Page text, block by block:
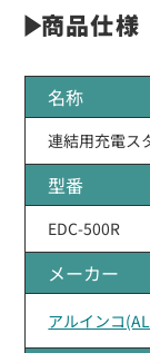
商品仕様
名称
連結用充電ス
型番
EDC-500R
メーカー
アルインコ